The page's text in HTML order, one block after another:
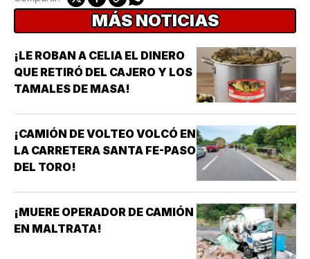
MÁS NOTICIAS
¡LE ROBAN A CELIA EL DINERO
QUE RETIRÓ DEL CAJERO Y LOS
TAMALES DE MASA!
¡CAMIÓN DE VOLTEO VOLCÓ EN
LA CARRETERA SANTA FE-PASO
DEL TORO!
¡MUERE OPERADOR DE CAMIÓN
EN MALTRATA!